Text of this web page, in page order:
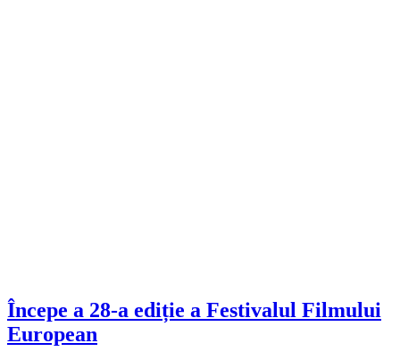
Începe a 28-a ediție a Festivalul Filmului
European